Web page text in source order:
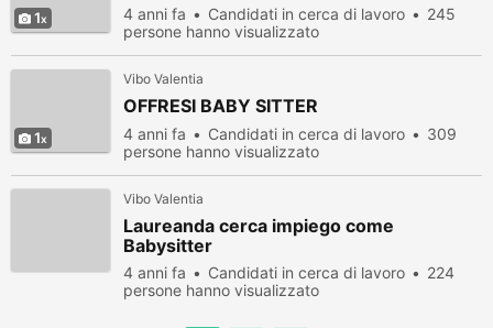
1 4 anni fa Candidati in cerca di lavoro
245
persone hanno visualizzato
1
Vibo Valentia
OFFRESI BABY SITTER
4 anni fa Candidati in cerca di lavoro
309
persone hanno visualizzato
Vibo Valentia
Laureanda cerca impiego come
Babysitter
4 anni fa Candidati in cerca di lavoro
224
persone hanno visualizzato